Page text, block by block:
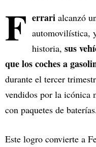
F errari alcanzó
automovilística,
historia, sus
que los coches a
durante el tercer
vendidos por la icónica
con paquetes de
Este logro convierte a